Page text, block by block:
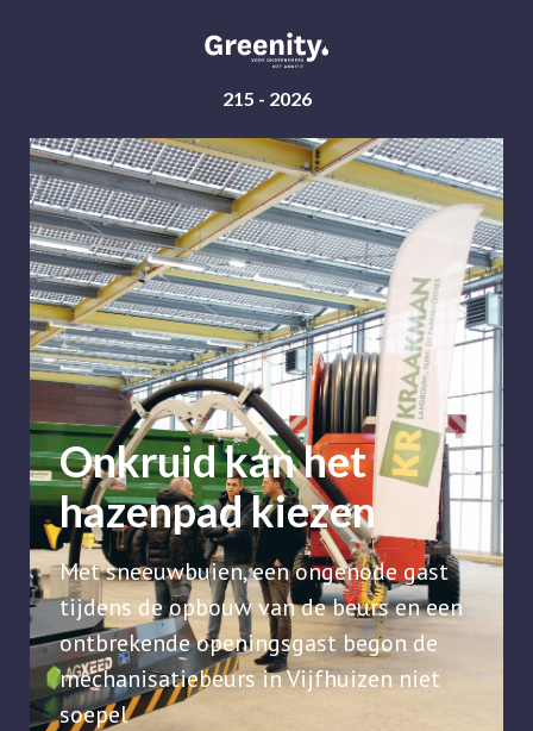
215 - 2026
Onkruid kan het
hazenpad kiezen
Met sneeuwbuien, een ongenode gast
tijdens de opbouw van de beurs en een
ontbrekende openingsgast begon de
mechanisatiebeurs in Vijfhuizen niet
soepel